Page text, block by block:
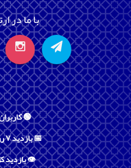
با ما در
🟢 کاربران
📅 بازدید ۷ روز اخیر: 9442
👁️ بازدید کل: